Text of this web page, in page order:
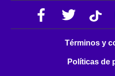
Términos y
Políticas de